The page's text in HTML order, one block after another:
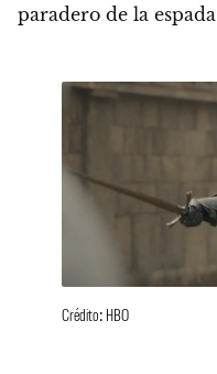
paradero de la
Crédito: HBO